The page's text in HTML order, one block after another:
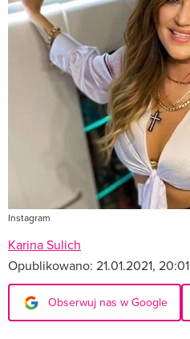
Instagram
Karina Sulich
Opublikowano: 21.01.2021, 20:01
Obserwuj nas w Google